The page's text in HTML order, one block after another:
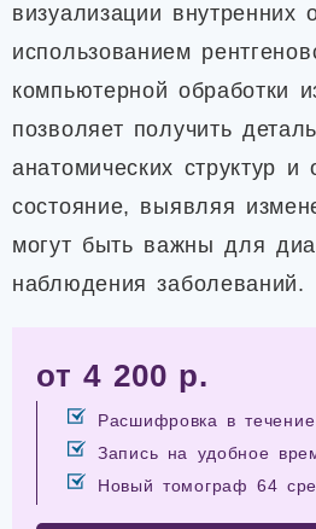
визуализации внутренних
использованием
компьютерной обработки
позволяет получить
анатомических структур и
состояние, выявляя
могут быть важны для
наблюдения заболеваний.
от 4 200 р.
Расшифровка в
Запись на удобное
Новый томограф 64